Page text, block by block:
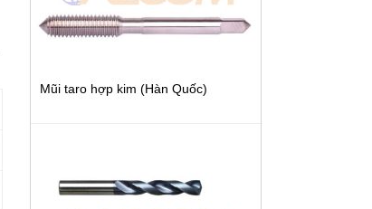
Mũi taro hợp kim (Hàn Quốc)